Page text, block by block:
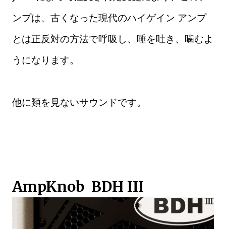
ンプは、古くなった現代のハイゲイン アンプ
とは正反対の方法で呼吸し、唾を吐き、噛むよ
うになります。
他に類を見ないサウンドです。
AmpKnob BDH III